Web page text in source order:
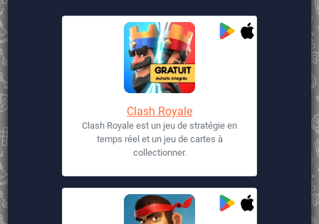
Clash Royale
Clash Royale est un jeu de stratégie en
temps réel et un jeu de cartes à
collectionner.